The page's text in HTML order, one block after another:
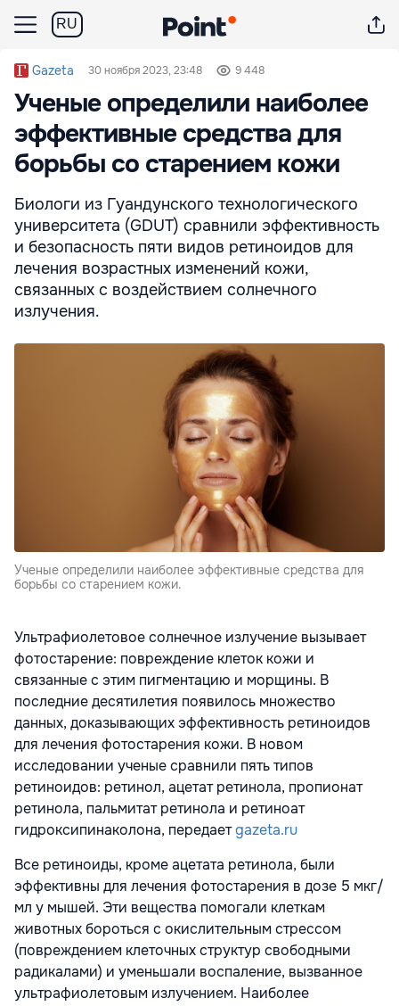
RU
Gazeta 30 ноября 2023, 23:48 9 448
Ученые определили наиболее
эффективные средства для
борьбы со старением кожи
Биологи из Гуандунского технологического
университета (GDUT) сравнили эффективность
и безопасность пяти видов ретиноидов для
лечения возрастных изменений кожи,
связанных с воздействием солнечного
излучения.
Ученые определили наиболее эффективные средства для
борьбы со старением кожи.
Ультрафиолетовое солнечное излучение вызывает
фотостарение: повреждение клеток кожи и
связанные с этим пигментацию и морщины. В
последние десятилетия появилось множество
данных, доказывающих эффективность ретиноидов
для лечения фотостарения кожи. В новом
исследовании ученые сравнили пять типов
ретиноидов: ретинол, ацетат ретинола, пропионат
ретинола, пальмитат ретинола и ретиноат
гидроксипинаколона, передаетgazeta.ru
Все ретиноиды, кроме ацетата ретинола, были
эффективны для лечения фотостарения в дозе 5 мкг/
мл у мышей. Эти вещества помогали клеткам
животных бороться с окислительным стрессом
(повреждением клеточных структур свободными
радикалами) и уменьшали воспаление, вызванное
ультрафиолетовым излучением. Наиболее